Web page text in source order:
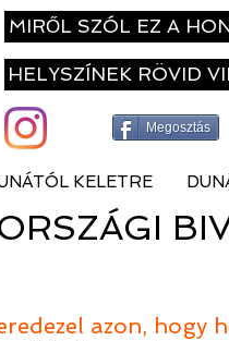
MIRŐL SZÓL EZ A
HELYSZÍNEK RÖVID
Megosztás
KELETRE
azon, hogy